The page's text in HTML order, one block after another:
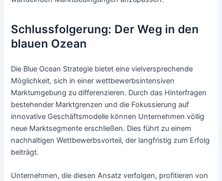
Schlussfolgerung: Der Weg in den
blauen Ozean
Die Blue Ocean Strategie bietet eine vielversprechende
Möglichkeit, sich in einer wettbewerbsintensiven
Marktumgebung zu differenzieren. Durch das Hinterfragen
bestehender Marktgrenzen und die Fokussierung auf
innovative Geschäftsmodelle können Unternehmen völlig
neue Marktsegmente erschließen. Dies führt zu einem
nachhaltigen Wettbewerbsvorteil, der langfristig zum Erfolg
beiträgt.
Unternehmen, die diesen Ansatz verfolgen, profitieren von